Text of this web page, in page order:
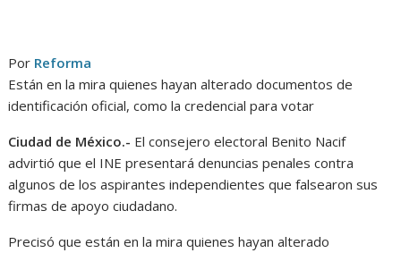
Por Reforma
Están en la mira quienes hayan alterado documentos de
identificación oficial, como la credencial para votar
Ciudad de México.- El consejero electoral Benito Nacif
advirtió que el INE presentará denuncias penales contra
algunos de los aspirantes independientes que falsearon sus
firmas de apoyo ciudadano.
Precisó que están en la mira quienes hayan alterado